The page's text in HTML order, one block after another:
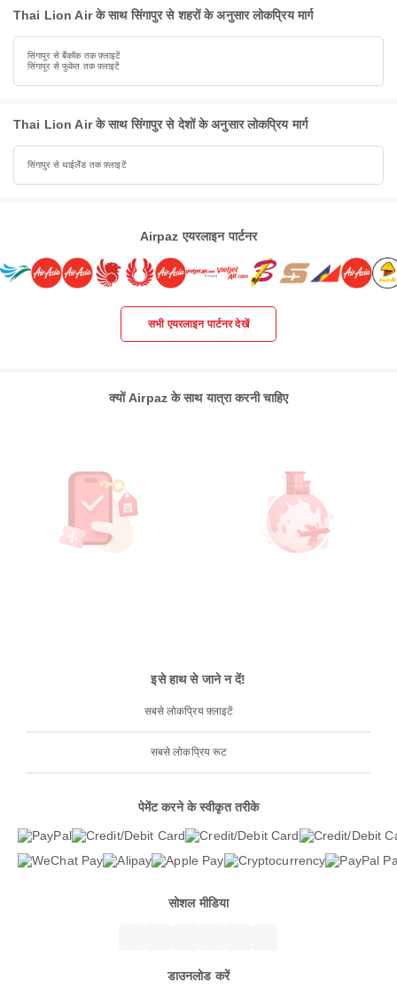
Thai Lion Air के साथ सिंगापुर से शहरों के अनुसार लोकप्रिय मार्ग
सिंगापुर से बैंकॉक तक फ़्लाइटें
सिंगापुर से फुकेत तक फ़्लाइटें
Thai Lion Air के साथ सिंगापुर से देशों के अनुसार लोकप्रिय मार्ग
सिंगापुर से थाईलैंड तक फ़्लाइटें
Airpaz एयरलाइन पार्टनर
सभी एयरलाइन पार्टनर देखें
क्यों Airpaz के साथ यात्रा करनी चाहिए
इसे हाथ से जाने न दें!
सबसे लोकप्रिय फ़्लाइटें
सबसे लोकप्रिय रूट
पेमेंट करने के स्वीकृत तरीके
सोशल मीडिया
डाउनलोड करें